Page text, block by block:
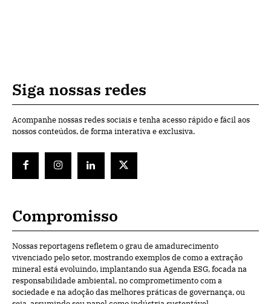
Siga nossas redes
Acompanhe nossas redes sociais e tenha acesso rápido e fácil aos
nossos conteúdos, de forma interativa e exclusiva.
Compromisso
Nossas reportagens refletem o grau de amadurecimento
vivenciado pelo setor, mostrando exemplos de como a extração
mineral está evoluindo, implantando sua Agenda ESG, focada na
responsabilidade ambiental, no comprometimento com a
sociedade e na adoção das melhores práticas de governança, ou